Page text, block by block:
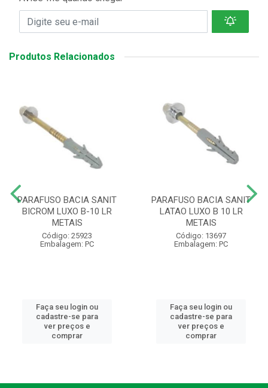
Produtos Relacionados
PARAFUSO BACIA SANIT
BICROM LUXO B-10 LR
METAIS
Código: 25923
Embalagem: PC
Faça seu login ou
cadastre-se para
ver preços e
comprar
PARAFUSO BACIA SANIT
LATAO LUXO B 10 LR
METAIS
Código: 13697
Embalagem: PC
Faça seu login ou
cadastre-se para
ver preços e
comprar